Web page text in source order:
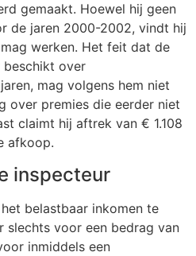
gemaakt. Hoewel hij geen
de jaren 2000-2002, vindt hij
werken. Het feit dat de
beschikt over
mag volgens hem niet
over premies die eerder niet
claimt hij aftrek van € 1.108
afkoop.
inspecteur
belastbaar inkomen te
slechts voor een bedrag van
inmiddels een